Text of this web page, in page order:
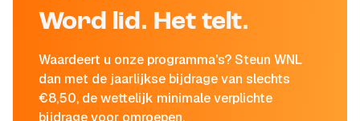
Word lid. Het telt.
Waardeert u onze programma's? Steun WNL
dan met de jaarlijkse bijdrage van slechts
€8,50, de wettelijk minimale verplichte